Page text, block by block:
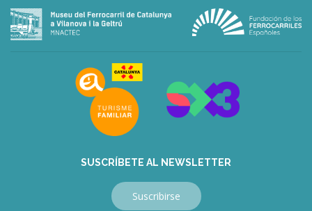
SUSCRÍBETE AL NEWSLETTER
Suscribirse